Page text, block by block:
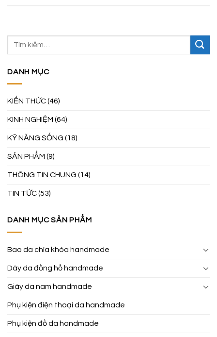
DANH MỤC
KIẾN THỨC(46)
KINH NGHIỆM (64)
KỸ NĂNG SỐNG (18)
SẢN PHẨM (9)
THÔNG TIN CHUNG (14)
TIN TỨC(53)
DANH MỤC SẢN PHẨM
Bao da chìa khóa handmade
Dây da đồng hồ handmade
Giày da nam handmade
Phụ kiện điện thoại da handmade
Phụ kiện đồ da handmade